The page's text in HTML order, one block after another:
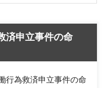
済申立事件の命
行為救済申立事件の命